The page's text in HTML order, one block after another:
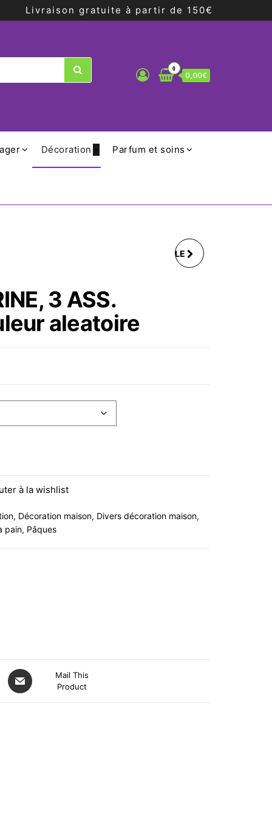
Livraison gratuite à partir de 150€
0
0,00€
Décoration Parfum et soins
HOUSSE DE BOUTEILLE
NÉOPRÈNE PAPILLON
3 ASS.
aleatoire
12X12X10CM couleur aleatoire
à la wishlist
, Décoration maison, Divers décoration maison,
pain, Pâques
Mail This
Product